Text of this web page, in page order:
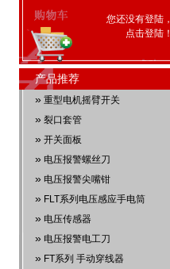
您还没有登陆，
点击登陆 ！
产品推荐
» 重型电机摇臂开关
» 裂口套管
» 开关面板
» 电压报警螺丝刀
» 电压报警尖嘴钳
» FLT系列电压感应手电筒
» 电压传感器
» 电压报警电工刀
» FT系列 手动穿线器